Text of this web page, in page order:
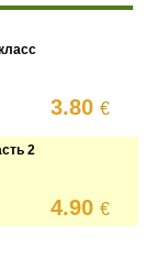
3.80€
2
4.90€